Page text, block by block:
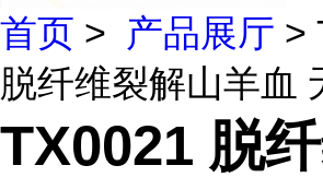
首页 > 产品展厅 >
脱纤维裂解山羊血
TX0021 脱